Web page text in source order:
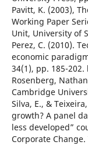
Pavitt, K. (2003),
Working Paper
Unit, University of
Perez, C. (2010).
economic
34(1), pp. 185-
Rosenberg,
Cambridge
Silva, E., &
growth? A panel
less developed”
Corporate Change.